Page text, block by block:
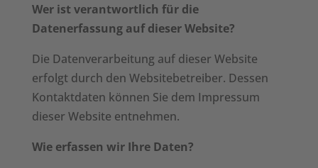
Wer ist verantwortlich für die
Datenerfassung auf dieser Website?
Die Datenverarbeitung auf dieser Website
erfolgt durch den Websitebetreiber. Dessen
Kontaktdaten können Sie dem Impressum
dieser Website entnehmen.
Wie erfassen wir Ihre Daten?